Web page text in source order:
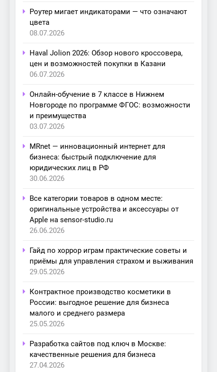
Роутер мигает индикаторами — что означают
цвета
08.07.2026
Haval Jolion 2026: Обзор нового кроссовера,
цен и возможностей покупки в Казани
06.07.2026
Онлайн-обучение в 7 классе в Нижнем
Новгороде по программе ФГОС: возможности
и преимущества
03.07.2026
MRnet — инновационный интернет для
бизнеса: быстрый подключение для
юридических лиц в РФ
30.06.2026
Все категории товаров в одном месте:
оригинальные устройства и аксессуары от
Apple на sensor-studio.ru
26.06.2026
Гайд по хоррор играм практические советы и
приёмы для управления страхом и выживания
29.05.2026
Контрактное производство косметики в
России: выгодное решение для бизнеса
малого и среднего размера
25.05.2026
Разработка сайтов под ключ в Москве:
качественные решения для бизнеса
27.04.2026